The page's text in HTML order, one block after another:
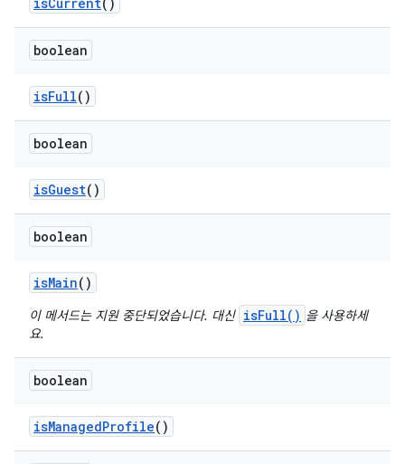
boolean
isFull()
boolean
isGuest()
boolean
isMain()
이 메서드는 지원 중단되었습니다. 대신 isFull() 을 사용하세
요.
boolean
isManagedProfile()